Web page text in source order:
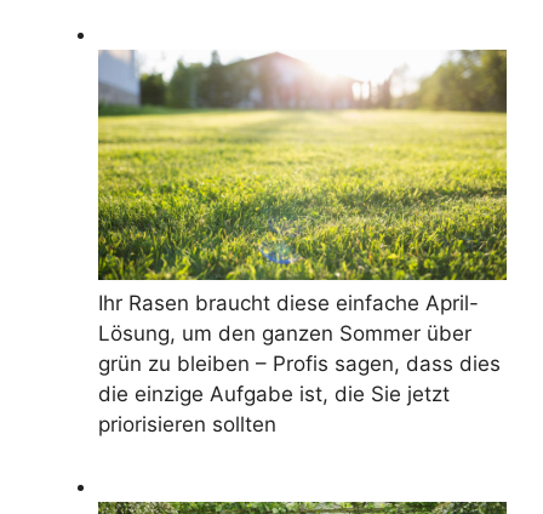
Ihr Rasen braucht diese einfache April-
Lösung, um den ganzen Sommer über
grün zu bleiben – Profis sagen, dass dies
die einzige Aufgabe ist, die Sie jetzt
priorisieren sollten